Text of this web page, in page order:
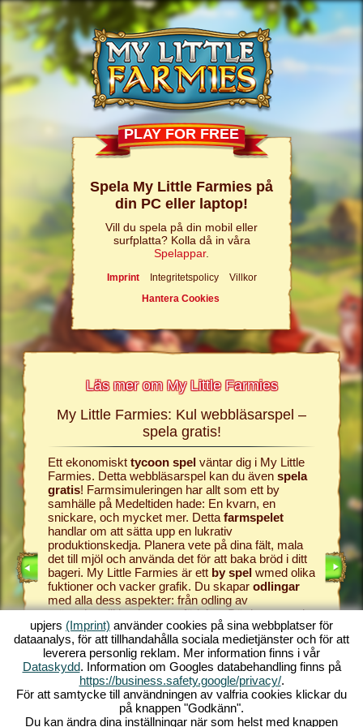
PLAY FOR FREE
Spela My Little Farmies på
din PC eller laptop!
Vill du spela på din mobil eller
surfplatta? Kolla då in våra
Spelappar.
Imprint Integritetspolicy
Villkor
Hantera Cookies
Läs mer om My Little Farmies
My
och
SPEL
My Little Farmies: Kul webbläsarspel –
spela gratis!
Ett ekonomiskt tycoon spelväntar dig i My Little
Farmies. Detta webbläsarspel kan du även spela
gratis! Farmsimuleringen har allt som ett by
samhälle på Medeltiden hade: En kvarn, en
snickare, och mycket mer. Detta farmspelet
handlar om att sätta upp en lukrativ
produktionskedja. Planera vete på dina fält, mala
det till mjöl och använda det för att baka bröd i ditt
bageri. My Little Farmies är ett by spelwmed olika
fuktioner och vacker grafik. Du skapar odlingar
med alla dess aspekter: från odling av
grönsakerttill boskapsuppfödning. Där kommer du
att mötafarmdjursom Mangalica grisen ellerde
vita Silkeshönsen. Skapa blommande landskap i
My Little Farmies – ett av debästa online spelen
genom tiderna, spela det gratis, nu!
Allt
farm
ger dig
i My
komma
Starta
av detta
världen
utan
upjers (Imprint) använder cookies på sina webbplatser för
dataanalys, för att tillhandahålla sociala medietjänster och för att
leverera personlig reklam. Mer information finns i vår
Dataskydd. Information om Googles databehandling finns på
https://business.safety.google/privacy/.
För att samtycke till användningen av valfria cookies klickar du
på knappen "Godkänn".
Du kan ändra dina inställningar när som helst med knappen